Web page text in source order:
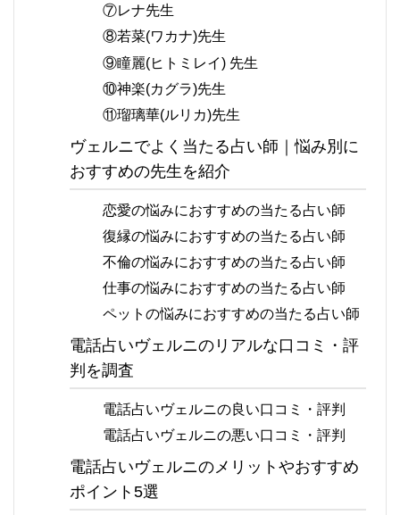
⑦レナ先生
⑧若菜(ワカナ)先生
⑨瞳麗(ヒトミレイ) 先生
⑩神楽(カグラ)先生
⑪瑠璃華(ルリカ)先生
ヴェルニでよく当たる占い師｜悩み別に
おすすめの先生を紹介
恋愛の悩みにおすすめの当たる占い師
復縁の悩みにおすすめの当たる占い師
不倫の悩みにおすすめの当たる占い師
仕事の悩みにおすすめの当たる占い師
ペットの悩みにおすすめの当たる占い師
電話占いヴェルニのリアルな口コミ・評
判を調査
電話占いヴェルニの良い口コミ・評判
電話占いヴェルニの悪い口コミ・評判
電話占いヴェルニのメリットやおすすめ
ポイント5選